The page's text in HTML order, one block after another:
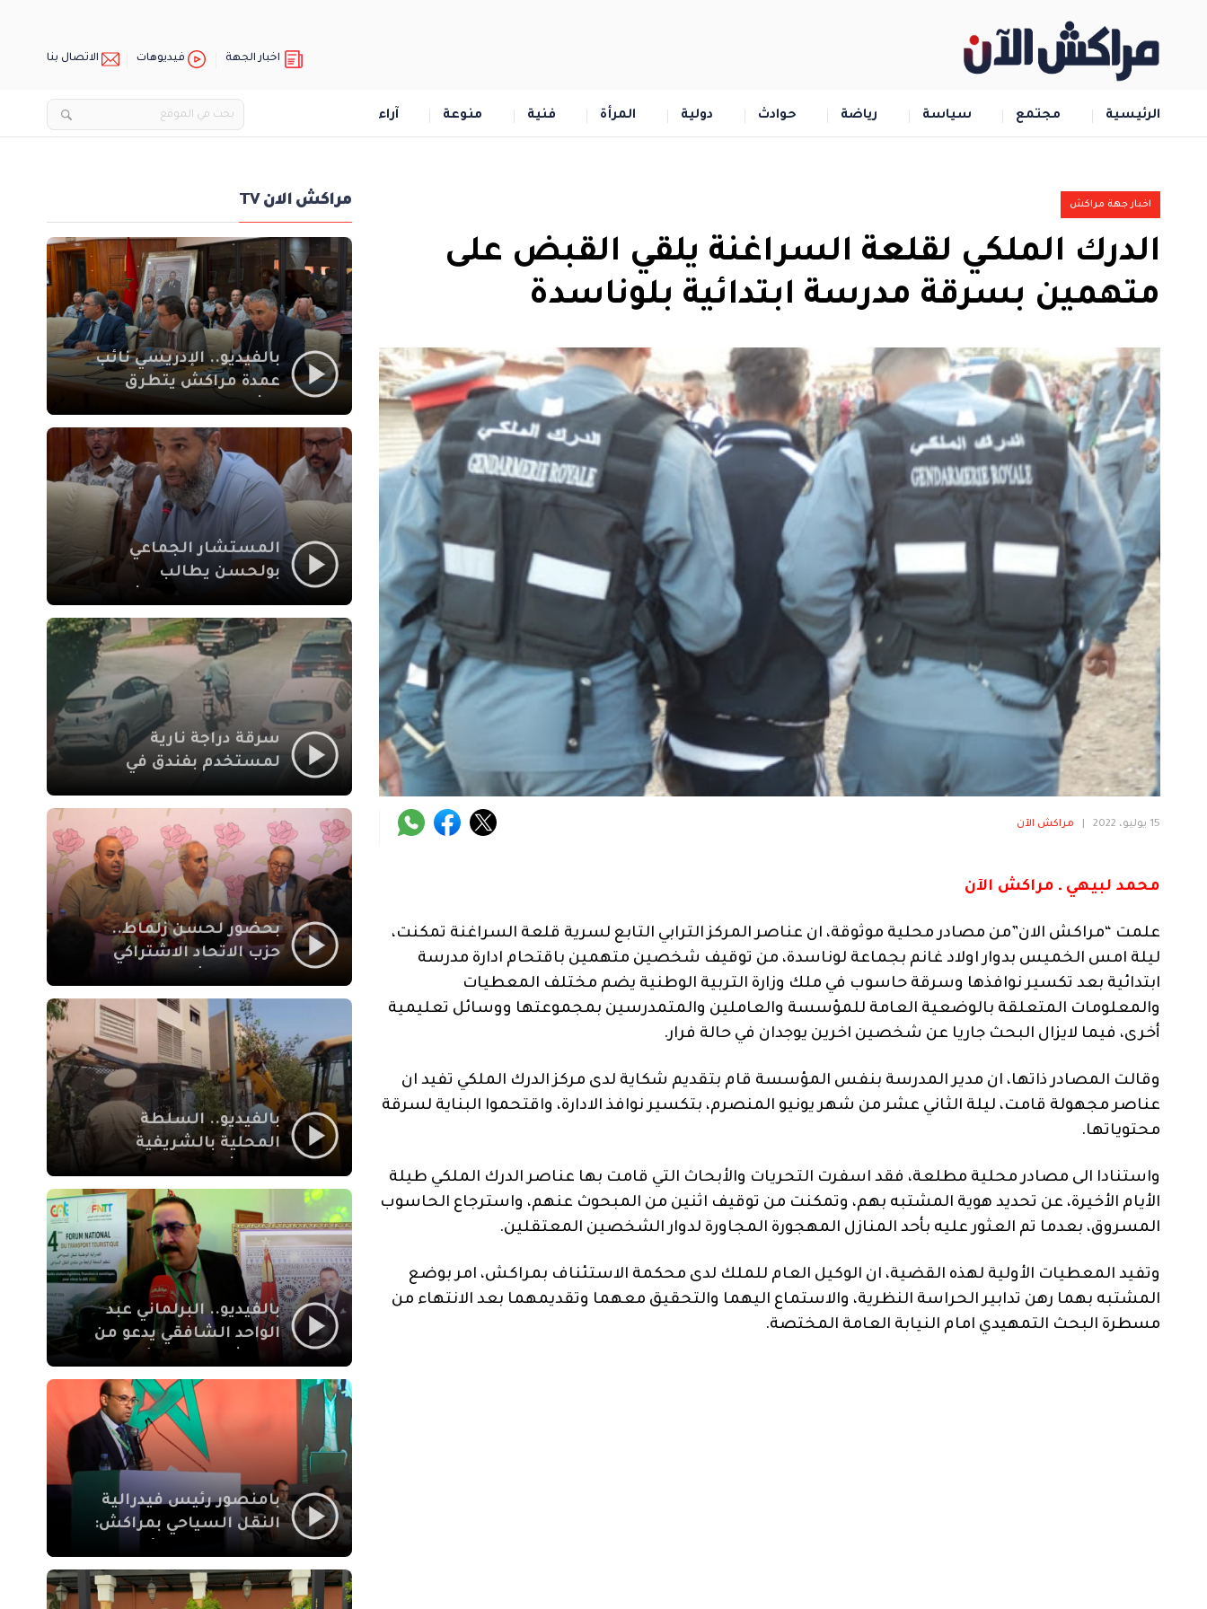
اخبار الجهة فيديوهات الاتصال بنا
الرئيسية مجتمع سياسة رياضة حوادث دولية المرأة فنية منوعة آراء
اخبار جهة مراكش
الدرك الملكي لقلعة السراغنة يلقي القبض على
متهمين بسرقة مدرسة ابتدائية بلوناسدة
15 يوليو، 2022 مراكش الآن
محمد لبيهي ـ مراكش الآن
علمت “مراكش الان”من مصادر محلية موثوقة، ان عناصر المركز الترابي التابع لسرية قلعة السراغنة تمكنت،
ليلة امس الخميس بدوار اولاد غانم بجماعة لوناسدة، من توقيف شخصين متهمين باقتحام ادارة مدرسة
ابتدائية بعد تكسير نوافذها وسرقة حاسوب في ملك وزارة التربية الوطنية يضم مختلف المعطيات
والمعلومات المتعلقة بالوضعية العامة للمؤسسة والعاملين والمتمدرسين بمجموعتها ووسائل تعليمية
أخرى، فيما لايزال البحث جاريا عن شخصين اخرين يوجدان في حالة فرار.
وقالت المصادر ذاتها، ان مدير المدرسة بنفس المؤسسة قام بتقديم شكاية لدى مركز الدرك الملكي تفيد ان
عناصر مجهولة قامت، ليلة الثاني عشر من شهر يونيو المنصرم، بتكسير نوافذ الادارة، واقتحموا البناية لسرقة
محتوياتها.
واستنادا الى مصادر محلية مطلعة، فقد اسفرت التحريات والأبحاث التي قامت بها عناصر الدرك الملكي طيلة
الأيام الأخيرة، عن تحديد هوية المشتبه بهم، وتمكنت من توقيف اثنين من المبحوث عنهم، واسترجاع الحاسوب
المسروق، بعدما تم العثور عليه بأحد المنازل المهجورة المجاورة لدوار الشخصين المعتقلين.
وتفيد المعطيات الأولية لهذه القضية، ان الوكيل العام للملك لدى محكمة الاستئناف بمراكش، امر بوضع
المشتبه بهما رهن تدابير الحراسة النظرية، والاستماع اليهما والتحقيق معهما وتقديمهما بعد الانتهاء من
مسطرة البحث التمهيدي امام النيابة العامة المختصة.
مراكش الان TV
بالفيديو.. الإدريسي نائب
عمدة مراكش يتطرق
الاجتماعي في نقل
المحطة الطرقية إلى
العزوزية
المستشار الجماعي
بولحسن يطالب
أشغال شارع علال
الفاسي بمراكش
سرقة دراجة نارية
لمستخدم بفندق في
بمراكش
بحضور لحسن زلماط..
حزب الاتحاد الاشتراكي
مقراً بمقاطعة سيدي
يوسف بن علي مراكش
بالفيديو.. السلطة
المحلية بالشريفية
بنايات غير قانونية بإقامة
الإيمان
بالفيديو.. البرلماني عبد
الواحد الشافقي يدعو من
النقل السياحي لمواكبة
بامنصور رئيس فيدرالية
النقل السياحي بمراكش:
والاصلاح التشريعي
ركيزتان أساسيتان لكسب